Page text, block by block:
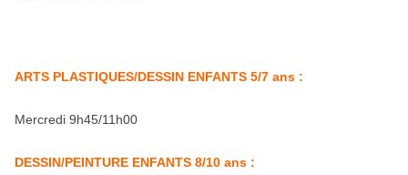
ARTS PLASTIQUES/DESSIN ENFANTS 5/7 ans :
Mercredi 9h45/11h00
DESSIN/PEINTURE ENFANTS 8/10 ans :